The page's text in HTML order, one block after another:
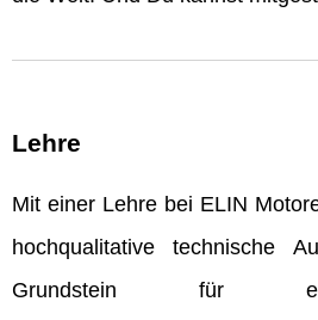
Lehre
Mit einer Lehre bei ELIN
hochqualitative technische
Grundstein für